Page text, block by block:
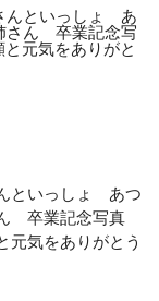
といっしょ あつ
卒業記念写真
気をありがとう